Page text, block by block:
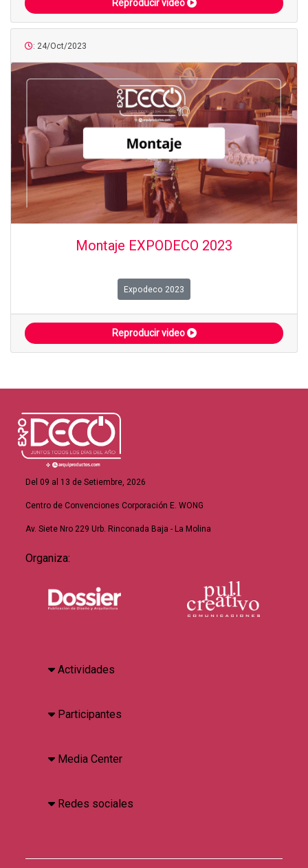
Reproducir video
: 24/Oct/2023
Montaje EXPODECO 2023
Expodeco 2023
Reproducir video
Del 09 al 13 de Setiembre, 2026
Centro de Convenciones Corporación E. WONG
Av. Siete Nro 229 Urb. Rinconada Baja - La Molina
Organiza:
Actividades
Participantes
Media Center
Redes sociales